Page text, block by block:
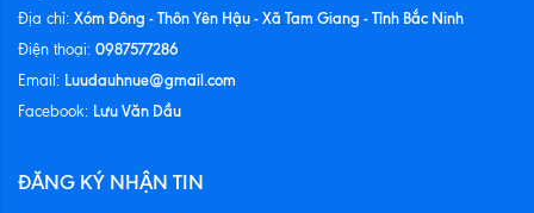
Địa chỉ: Xóm Đông - Thôn Yên Hậu - Xã Tam Giang - Tỉnh Bắc Ninh
Điện thoại: 0987577286
Email: Luudauhnue@gmail.com
Facebook: Lưu Văn Dầu
ĐĂNG KÝ NHẬN TIN